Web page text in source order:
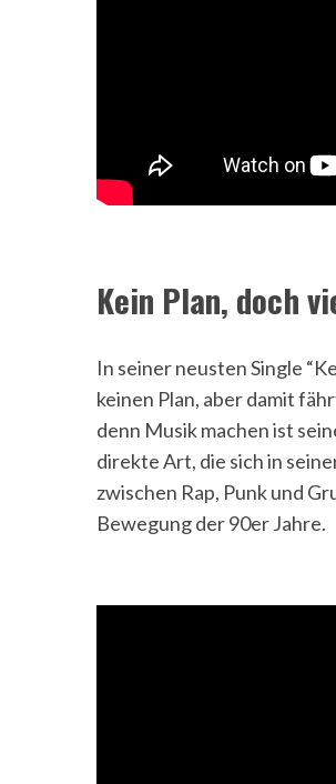
Kein Plan, doch
In seiner neusten Single
keinen Plan, aber damit
denn Musik machen ist
direkte Art, die sich in
zwischen Rap, Punk und
Bewegung der 90er Jahre.